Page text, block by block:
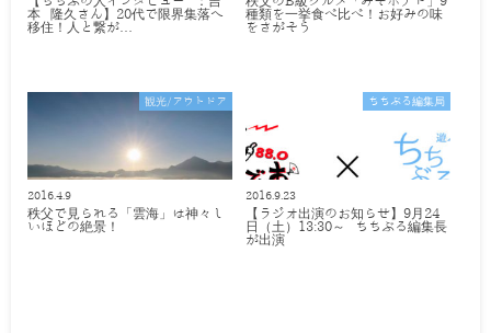
本 隆久さん】20代で限界集落へ
移住！人と繋が…
種類を一挙食べ比べ！お好みの味
をさがそう
観光/アウトドア
2016.4.9
秩父で見られる「雲海」は神々し
いほどの絶景！
ちちぶる編集局
2016.9.23
【ラジオ出演のお知らせ】9月24
日（土）13:30～ ちちぶる編集長
が出演